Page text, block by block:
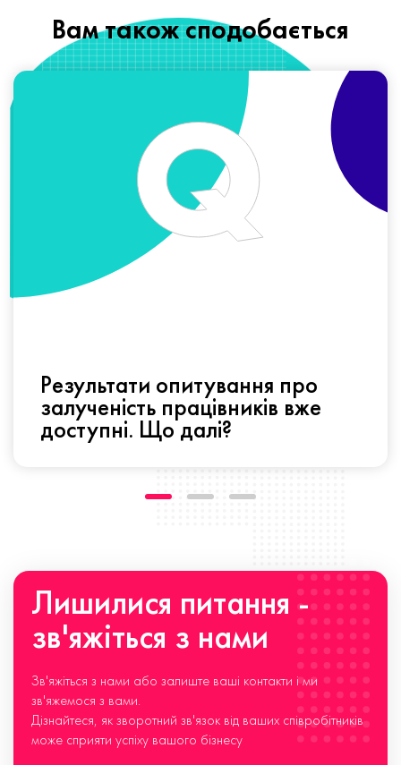
Вам також сподобається
Результати опитування про
залученість працівників вже
доступні. Що далі?
Лишилися питання -
зв'яжіться з нами
Зв'яжіться з нами або залиште ваші контакти і ми
зв'яжемося з вами.
Дізнайтеся, як зворотний зв'язок від ваших співробітників
може сприяти успіху вашого бізнесу